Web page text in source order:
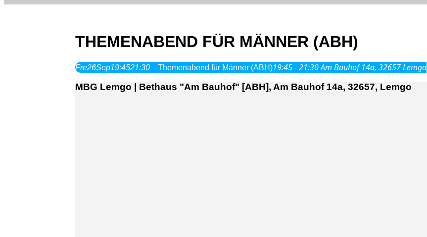
THEMENABEND FÜR MÄNNER (ABH)
Fre26Sep19:4521:30 Themenabend für Männer (ABH)19:45 - 21:30Am Bauhof 14a, 32657 Lemgo
MBG Lemgo | Bethaus "Am Bauhof" [ABH], Am Bauhof 14a, 32657, Lemgo